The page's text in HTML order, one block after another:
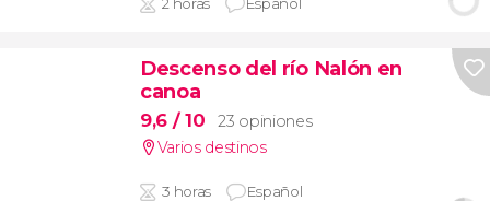
Descenso del río Nalón en
canoa
9,6 / 10
23 opiniones
Varios destinos
3 horas Español